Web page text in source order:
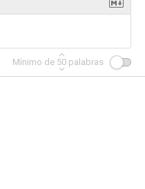
Mínimo de 50 palabras